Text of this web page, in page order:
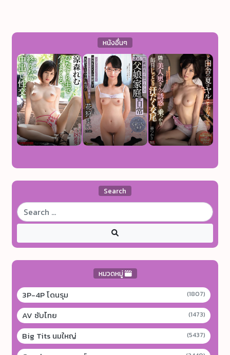
หนังอื่นๆ
Search
หมวดหมู่
3P-4P โดนรุม (1807)
AV ซับไทย (1473)
Big Tits นมใหญ่ (5437)